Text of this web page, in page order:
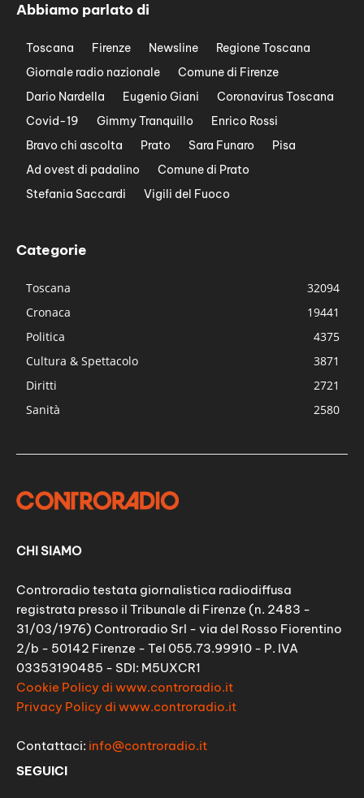
Abbiamo parlato di
Toscana Firenze Newsline
Regione Toscana
Giornale radio nazionale
Comune di Firenze
Dario Nardella
Eugenio Giani
Coronavirus Toscana
Covid-19
Gimmy Tranquillo
Enrico Rossi
Bravo chi ascolta
Prato Sara Funaro
Pisa
Ad ovest di padalino
Comune di Prato
Stefania Saccardi
Vigili del Fuoco
Categorie
Toscana
32094
Cronaca
19441
Politica
4375
Cultura & Spettacolo
3871
Diritti
2721
Sanità
2580
CHI SIAMO
Controradio testata giornalistica radiodiffusa
registrata presso il Tribunale di Firenze (n. 2483 -
31/03/1976) Controradio Srl - via del Rosso Fiorentino
2/b - 50142 Firenze - Tel 055.73.99910 - P. IVA
03353190485 - SDI: M5UXCR1
Cookie Policy di www.controradio.it
Privacy Policy di www.controradio.it
Contattaci: info@controradio.it
SEGUICI